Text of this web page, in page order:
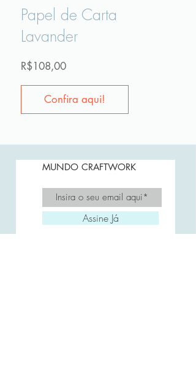
Papel de Carta
Lavander
R$108,00Preço
Confira aqui!
MUNDO CRAFTWORK
Assine Já